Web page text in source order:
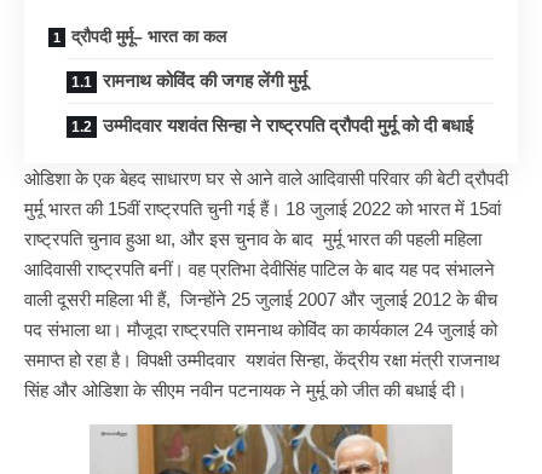
द्रौपदी मुर्मू– भारत का कल
रामनाथ कोविंद की जगह लेंगी मुर्मू
उम्मीदवार यशवंत सिन्हा ने राष्ट्रपति द्रौपदी मुर्मू को दी बधाई
ओडिशा के एक बेहद साधारण घर से आने वाले आदिवासी परिवार की बेटी द्रौपदी
मुर्मू भारत की 15वीं राष्ट्रपति चुनी गई हैं। 18 जुलाई 2022 को भारत में 15वां
राष्ट्रपति चुनाव हुआ था, और इस चुनाव के बाद मुर्मू भारत की पहली महिला
आदिवासी राष्ट्रपति बनीं। वह प्रतिभा देवीसिंह पाटिल के बाद यह पद संभालने
वाली दूसरी महिला भी हैं, जिन्होंने 25 जुलाई 2007 और जुलाई 2012 के बीच
पद संभाला था। मौजूदा राष्ट्रपति रामनाथ कोविंद का कार्यकाल 24 जुलाई को
समाप्त हो रहा है। विपक्षी उम्मीदवार यशवंत सिन्हा, केंद्रीय रक्षा मंत्री राजनाथ
सिंह और ओडिशा के सीएम नवीन पटनायक ने मुर्मू को जीत की बधाई दी।